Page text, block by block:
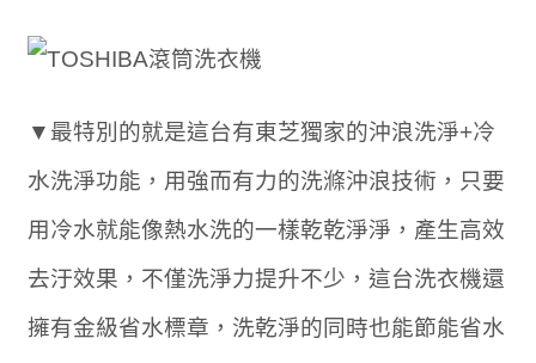
▼最特別的就是這台有東芝獨家的沖浪洗淨+冷
水洗淨功能，用強而有力的洗滌沖浪技術，只要
用冷水就能像熱水洗的一樣乾乾淨淨，產生高效
去汙效果，不僅洗淨力提升不少，這台洗衣機還
擁有金級省水標章，洗乾淨的同時也能節能省水